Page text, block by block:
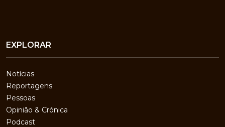
EXPLORAR
Notícias
Reportagens
Pessoas
Opinião & Crónica
Podcast